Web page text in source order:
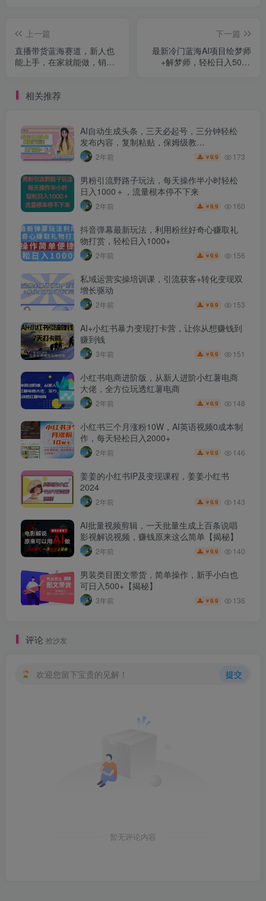
上一篇
直播带货蓝海赛道，新人也
能上手，在家就能做，销量
下一篇
最新冷门蓝海AI项目绘梦师
+解梦师，轻松日入500+
相关推荐
AI自动生成头条，三天必起号，三分钟轻松
发布内容，复制粘贴，保姆级教…
2年前 ￥9.9 173
男粉引流野路子玩法，每天操作半小时轻松
日入1000＋，流量根本停不下来
2年前 ￥9.9 160
抖音弹幕最新玩法，利用粉丝好奇心赚取礼
物打赏，轻松日入1000+
2年前 ￥9.9 156
私域运营实操培训课，引流获客+转化变现双
增长驱动
2年前 ￥9.9 153
AI+小红书暴力变现打卡营，让你从想赚钱到
赚到钱
3年前 ￥9.9 151
小红书电商进阶版，从新人进阶小红薯电商
大佬，全方位玩透红薯电商
2年前 ￥9.9 148
小红书三个月涨粉10W，AI英语视频0成本制
作，每天轻松日入2000+
2年前 ￥9.9 146
姜姜的小红书IP及变现课程，姜姜小红书
2024
2年前 ￥9.9 143
AI批量视频剪辑，一天批量生成上百条说唱
影视解说视频，赚钱原来这么简单【揭秘】
2年前 ￥9.9 140
男装类目图文带货，简单操作，新手小白也
可日入500+【揭秘】
3年前 ￥9.9 136
评论 抢沙发
欢迎您留下宝贵的见解！ 提交
暂无评论内容